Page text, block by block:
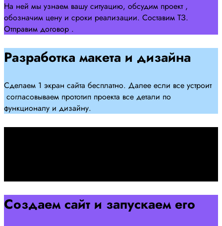
На ней мы узнаем вашу ситуацию, обсудим проект ,
обозначим цену и сроки реализации. Составим ТЗ.
Отправим договор .
Разработка макета и дизайна
Сделаем 1 экран сайта бесплатно. Далее если все устроит
согласовываем прототип проекта все детали по
функционалу и дизайну.
Создаем сайт и запускаем его